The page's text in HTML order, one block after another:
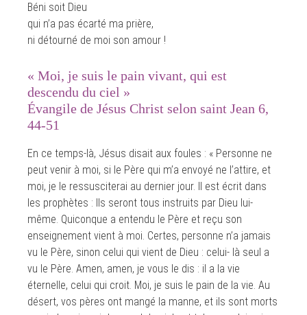
Béni soit Dieu
qui n’a pas écarté ma prière,
ni détourné de moi son amour !
« Moi, je suis le pain vivant, qui est
descendu du ciel »
Évangile de Jésus Christ selon saint Jean 6,
44-51
En ce temps-là, Jésus disait aux foules : « Personne ne
peut venir à moi, si le Père qui m’a envoyé ne l’attire, et
moi, je le ressusciterai au dernier jour. Il est écrit dans
les prophètes : Ils seront tous instruits par Dieu lui-
même. Quiconque a entendu le Père et reçu son
enseignement vient à moi. Certes, personne n’a jamais
vu le Père, sinon celui qui vient de Dieu : celui- là seul a
vu le Père. Amen, amen, je vous le dis : il a la vie
éternelle, celui qui croit. Moi, je suis le pain de la vie. Au
désert, vos pères ont mangé la manne, et ils sont morts